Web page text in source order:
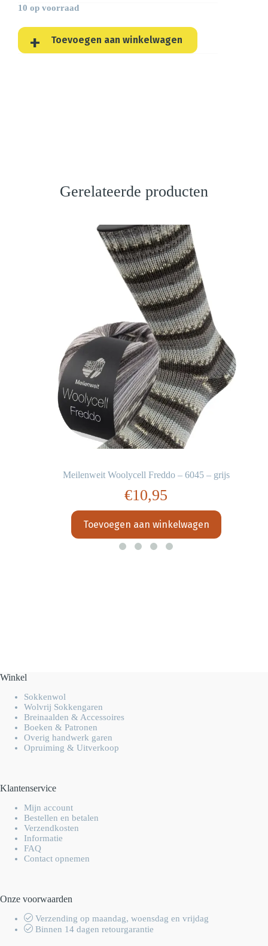
10 op voorraad
Toevoegen aan winkelwagen
Gerelateerde producten
Meilenweit Woolycell Freddo – 6045 – grijs
€10,95
Toevoegen aan winkelwagen
Winkel
Sokkenwol
Wolvrij Sokkengaren
Breinaalden & Accessoires
Boeken & Patronen
Overig handwerk garen
Opruiming & Uitverkoop
Klantenservice
Mijn account
Bestellen en betalen
Verzendkosten
Informatie
FAQ
Contact opnemen
Onze voorwaarden
Verzending op maandag, woensdag en vrijdag
Binnen 14 dagen retourgarantie